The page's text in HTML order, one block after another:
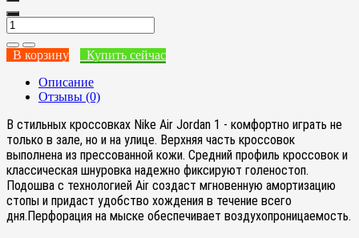
В корзину
Купить сейчас
Описание
Отзывы (0)
В стильных кроссовках Nike Air Jordan 1 - комфортно играть не
только в зале, но и на улице. Верхняя часть кроссовок
выполнена из прессованной кожи. Средний профиль кроссовок и
классическая шнуровка надежно фиксируют голеностоп.
Подошва с технологией Air создаст мгновенную амортизацию
стопы и придаст удобство хождения в течение всего
дня.Перфорация на мыске обеспечивает воздухопроницаемость.